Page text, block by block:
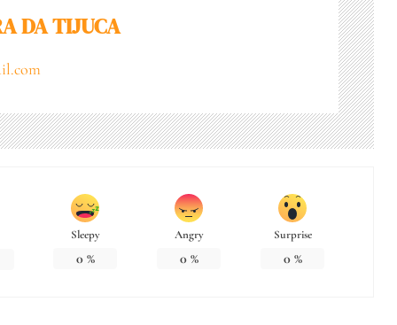
DA TIJUCA
Sleepy
0%
Angry
0%
Surprise
0%